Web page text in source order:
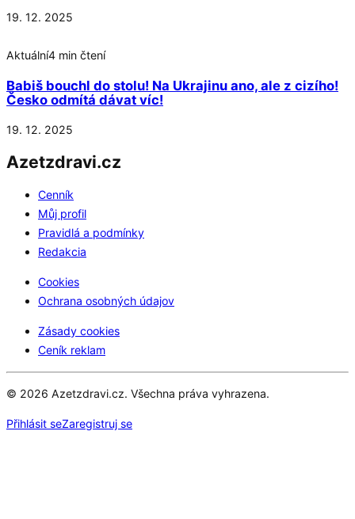
19. 12. 2025
Aktuální4 min čtení
Babiš bouchl do stolu! Na Ukrajinu ano, ale z cizího!
Česko odmítá dávat víc!
19. 12. 2025
Azetzdravi.cz
Cenník
Můj profil
Pravidlá a podmínky
Redakcia
Cookies
Ochrana osobných údajov
Zásady cookies
Ceník reklam
© 2026 Azetzdravi.cz. Všechna práva vyhrazena.
Přihlásit seZaregistruj se